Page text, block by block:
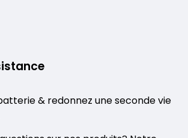
& redonnez une seconde vie